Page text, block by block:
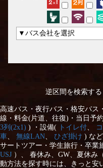
▼バス会社を選択
逆区間を検索する
高速バス・夜行バス・格安バス
線・料金(片道、往復)・当日予
3列(2x1) ) ・設備( トイレ付
車
無線LAN ひざ掛け ) な
サートツアー・学生旅行・卒業
USJ ）、 春休み、GW、夏休み
動方法を探す時には、きっと安